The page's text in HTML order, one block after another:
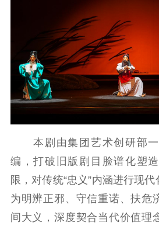
工作通知
江苏文脉
新闻宣传
主题宣传 对外宣传
记者之家
文化文艺
精品生产 文化惠民
文化交流
体制改革
紫金文化艺术节
品牌活动
本剧由集团艺术创研部一
编，打破旧版剧目脸谱化塑
限，对传统“忠义”内涵进行现
为明辨正邪、守信重诺、扶危
间大义，深度契合当代价值理